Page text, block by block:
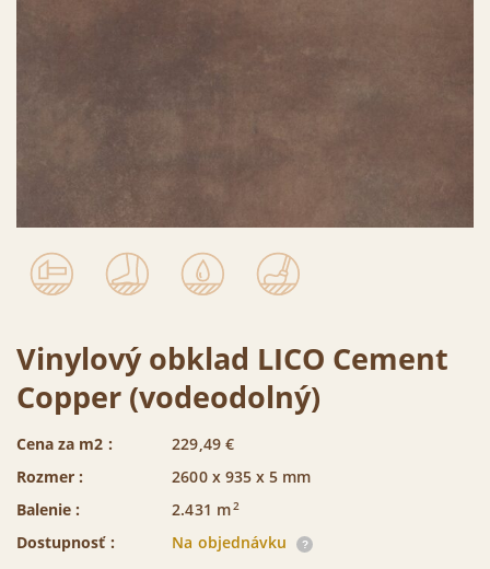
Vinylový obklad LICO Cement
Copper (vodeodolný)
Cena za m2 : 229,49 €
Rozmer :
2600 x 935 x 5 mm
Balenie :
2.431 m2
Dostupnosť : Na objednávku